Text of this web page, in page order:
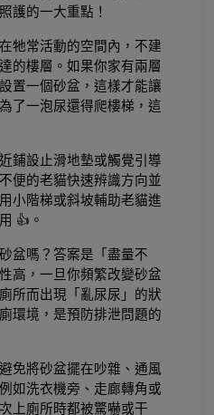
護的一大重點！
牠常活動的空間內，不建
的樓層。如果你家有兩層
置一個砂盆，這樣才能讓
了一泡尿還得爬樓梯，這
鋪設止滑地墊或觸覺引導
便的老貓快速辨識方向並
小階梯或斜坡輔助老貓進
👍。
盆嗎？答案是「盡量不
高，一旦你頻繁改變砂盆
所而出現「亂尿尿」的狀
環境，是預防排泄問題的
免將砂盆擺在吵雜、通風
如洗衣機旁、走廊轉角或
上廁所時都被驚嚇或干